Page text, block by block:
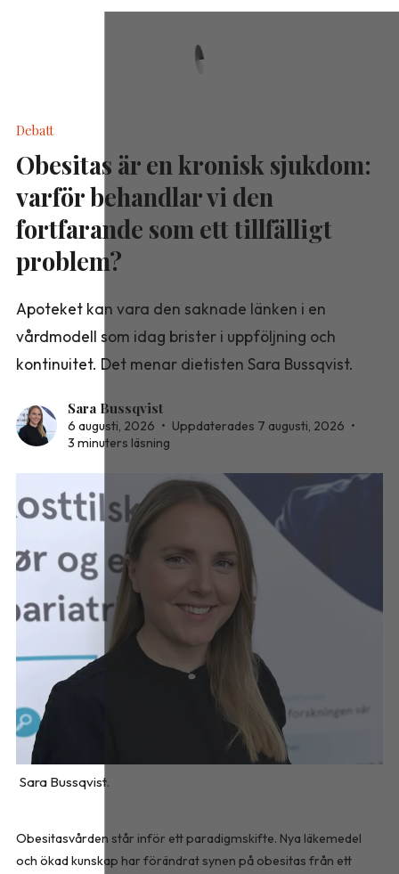
Debatt
Obesitas är en kronisk sjukdom:
varför behandlar vi den
fortfarande som ett tillfälligt
problem?
Apoteket kan vara den saknade länken i en
vårdmodell som idag brister i uppföljning och
kontinuitet. Det menar dietisten Sara Bussqvist.
Sara Bussqvist
6 augusti, 2026 • Uppdaterades 7 augusti, 2026 •
3 minuters läsning
Sara Bussqvist.
Obesitasvården står inför ett paradigmskifte. Nya läkemedel
och ökad kunskap har förändrat synen på obesitas från ett